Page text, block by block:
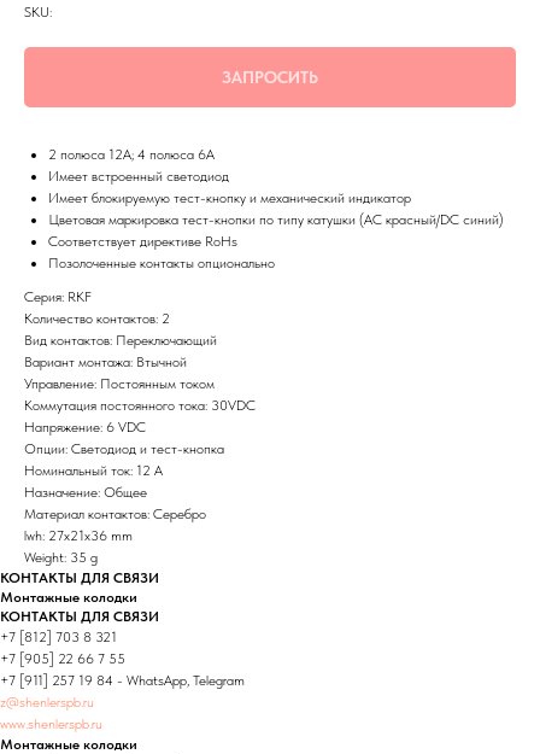
SKU:
ЗАПРОСИТЬ
2 полюса 12А; 4 полюса 6А
Имеет встроенный светодиод
Имеет блокируемую тест-кнопку и механический индикатор
Цветовая маркировка тест-кнопки по типу катушки (AC красный/DC синий)
Соответствует директиве RoHs
Позолоченные контакты опционально
Серия: RKF
Количество контактов: 2
Вид контактов: Переключающий
Вариант монтажа: Втычной
Управление: Постоянным током
Коммутация постоянного тока: 30VDC
Напряжение: 6 VDC
Опции: Светодиод и тест-кнопка
Номинальный ток: 12 А
Назначение: Общее
Материал контактов: Серебро
lwh: 27x21x36 mm
Weight: 35 g
КОНТАКТЫ ДЛЯ СВЯЗИ
Монтажные колодки
КОНТАКТЫ ДЛЯ СВЯЗИ
+7 [812] 703 8 321
+7 [905] 22 66 7 55
+7 [911] 257 19 84 - WhatsApp, Telegram
z@shenlerspb.ru
www.shenlerspb.ru
Монтажные колодки